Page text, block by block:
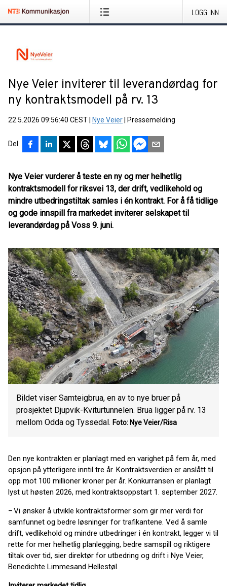
LOGG INN
Nye Veier inviterer til leverandørdag for
ny kontraktsmodell på rv. 13
22.5.2026 09:56:40 CEST Nye Veier Pressemelding
Del
Nye Veier vurderer å teste en ny og mer helhetlig
kontraktsmodell for riksvei 13, der drift, vedlikehold og
mindre utbedringstiltak samles i én kontrakt. For å få tidlige
og gode innspill fra markedet inviterer selskapet til
leverandørdag på Voss 9. juni.
Bildet viser Samteigbrua, en av to nye bruer på
prosjektet Djupvik-Kviturtunnelen. Brua ligger på rv. 13
mellom Odda og Tyssedal. Foto: Nye Veier/Risa
Den nye kontrakten er planlagt med en varighet på fem år, med
opsjon på ytterligere inntil tre år. Kontraktsverdien er anslått til
opp mot 100 millioner kroner per år. Konkurransen er planlagt
lyst ut høsten 2026, med kontraktsoppstart 1. september 2027.
– Vi ønsker å utvikle kontraktsformer som gir mer verdi for
samfunnet og bedre løsninger for trafikantene. Ved å samle
drift, vedlikehold og mindre utbedringer i én kontrakt, legger vi til
rette for mer helhetlig planlegging, bedre samspill og riktigere
tiltak over tid, sier direktør for utbedring og drift i Nye Veier,
Benedichte Limmesand Hellestøl.